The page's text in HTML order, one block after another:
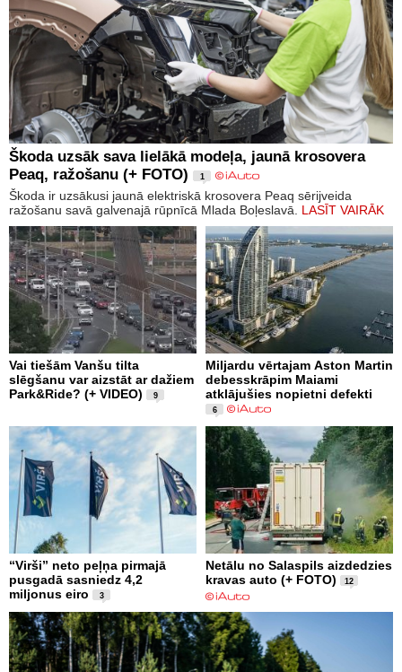
Škoda uzsāk sava lielākā modeļa, jaunā krosovera
Peaq, ražošanu (+ FOTO)
1
Škoda ir uzsākusi jaunā elektriskā krosovera Peaq sērijveida
ražošanu savā galvenajā rūpnīcā Mlada Boļeslavā. LASĪT VAIRĀK
Vai tiešām Vanšu tilta
slēgšanu var aizstāt ar dažiem
Park&Ride? (+ VIDEO)
9
Miljardu vērtajam Aston Martin
debesskrāpim Maiami
atklājušies nopietni defekti
6
“Virši” neto peļņa pirmajā
pusgadā sasniedz 4,2
miljonus eiro
3
Netālu no Salaspils aizdedzies
kravas auto (+ FOTO)
12